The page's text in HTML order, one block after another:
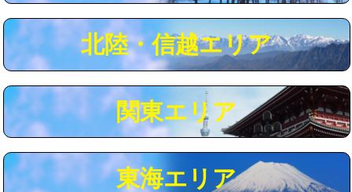
給水管工事※（ライニング鋼管・銅
管・ポリ管・HT管使用/3ｍ超え)
+8,800円
マス交換（土の掘削・埋め戻し作業） 11,000円~
マス交換（深さ50㎝未満） 55,000円
マス交換（深さ50㎝以上） 66,000円
コンクリート斫り（厚さ10㎝まで） 27,500円
北陸・信越エリア
関東エリア
東海エリア